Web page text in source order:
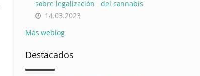
sobre legalización del cannabis
14.03.2023
Más weblog
Destacados